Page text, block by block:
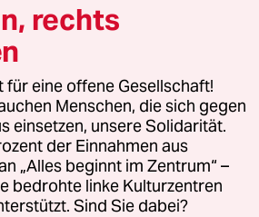
rechts
eine offene Gesellschaft!
Menschen, die sich gegen
einsetzen, unsere Solidarität.
der Einnahmen aus
„Alles beginnt im Zentrum“ –
bedrohte linke Kulturzentren
Sind Sie dabei?